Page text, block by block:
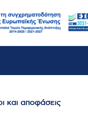
και αποφάσεις